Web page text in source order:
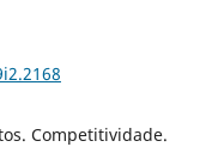
Competitividade.